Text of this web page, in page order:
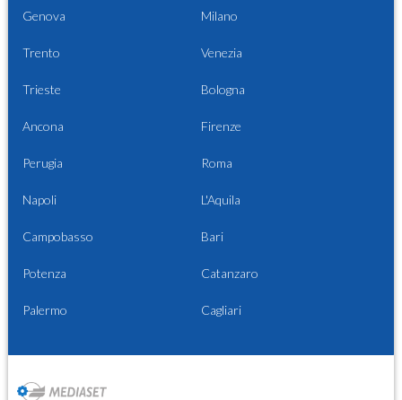
Genova Milano
Trento Venezia
Trieste Bologna
Ancona Firenze
Perugia Roma
Napoli L'Aquila
Campobasso Bari
Potenza Catanzaro
Palermo Cagliari